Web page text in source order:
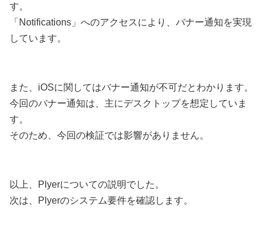
す。
「Notifications」へのアクセスにより、バナー通知を実現
しています。
また、iOSに関してはバナー通知が不可だとわかります。
今回のバナー通知は、主にデスクトップを想定していま
す。
そのため、今回の検証では影響がありません。
以上、Plyerについての説明でした。
次は、Plyerのシステム要件を確認します。